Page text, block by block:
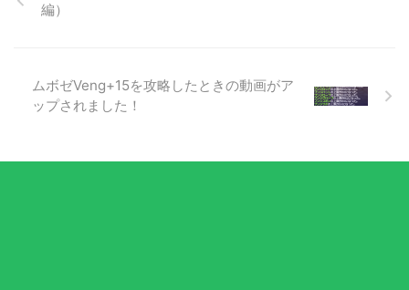
編）
ムボゼVeng+15を攻略したときの動画がア
ップされました！